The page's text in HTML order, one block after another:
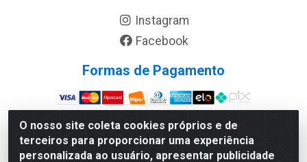
O nosso site coleta cookies próprios e de
terceiros para proporcionar uma experiência
personalizada ao usuário, apresentar publicidade
Instagram
Facebook
Formas de Pagamento
Site Seguro